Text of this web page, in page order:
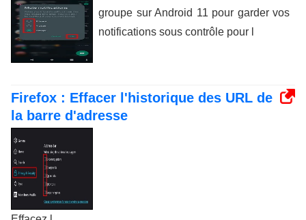
groupe sur Android 11 pour garder vos
notifications sous contrôle pour l
Firefox : Effacer l'historique des URL de
la barre d'adresse